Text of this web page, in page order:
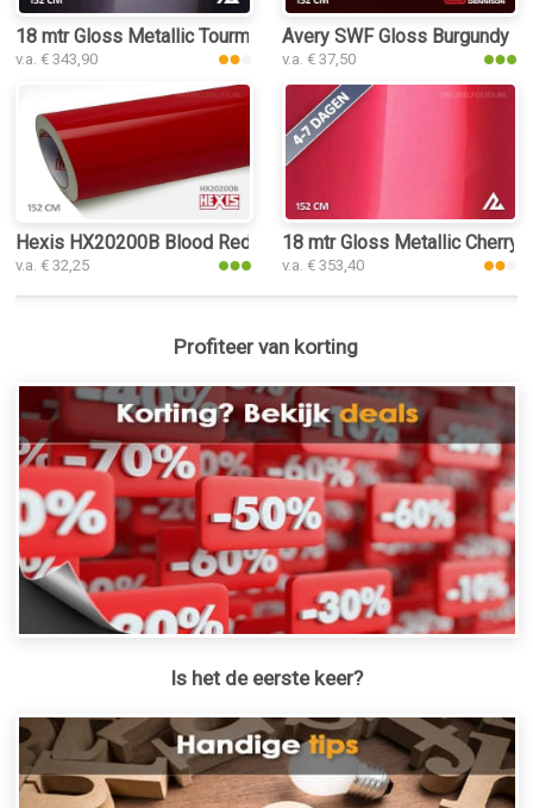
18 mtr Gloss Metallic Tourmaline Red 3177 interieurfolie
v.a. € 343,90
Avery SWF Gloss Burgundy
v.a. € 37,50
Hexis HX20200B Blood Red Gloss interieurfolie
v.a. € 32,25
18 mtr Gloss Metallic Cherry
v.a. € 353,40
Profiteer van korting
Is het de eerste keer?